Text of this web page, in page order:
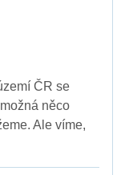
ČR se
něco
Ale víme,